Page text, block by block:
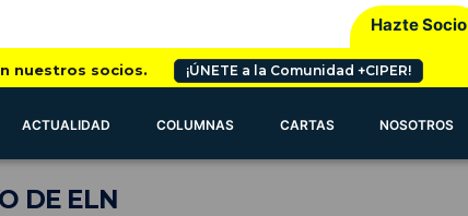
Hazte Socio
nuestros socios. ¡ÚNETE a la Comunidad +CIPER!
ACTUALIDAD COLUMNAS CARTAS NOSOTROS
DE ELN